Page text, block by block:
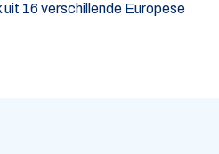
16 verschillende Europese